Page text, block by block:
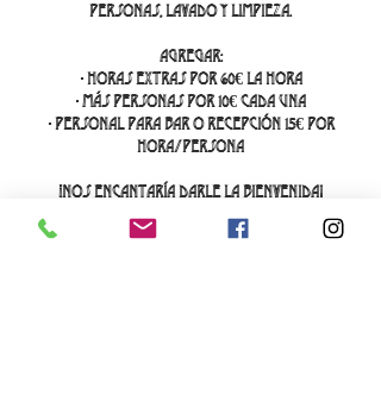
personas, lavado y limpieza.
Agregar:
- horas extras por 60€ la hora
- más personas por 10€ cada una
- personal para bar o recepción 15€ por
hora/persona
¡Nos encantaría darle la bienvenida!